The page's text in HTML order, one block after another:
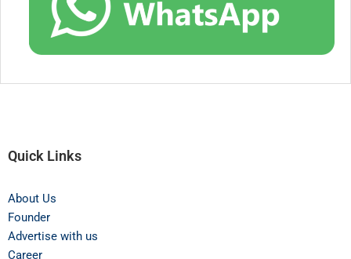
Quick Links
About Us
Founder
Advertise with us
Career